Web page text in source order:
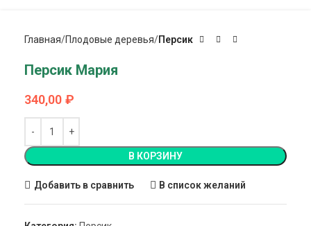
Главная Плодовые деревья Персик
Персик Мария
340,00 ₽
В КОРЗИНУ
Добавить в сравнить В список желаний